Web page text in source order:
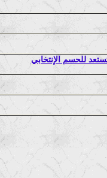
للحسم الإنتخابي